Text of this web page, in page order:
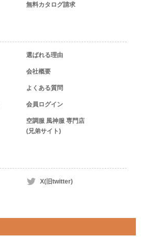
無料カタログ請求
選ばれる理由
会社概要
よくある質問
会員ログイン
空調服 風神服 専門店
(兄弟サイト)
X(旧twitter)